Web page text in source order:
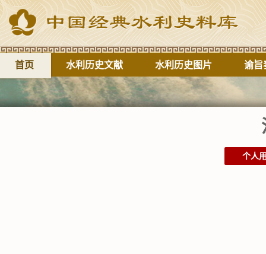
首页 水利历史文献 水利历史图片 谕旨
个人